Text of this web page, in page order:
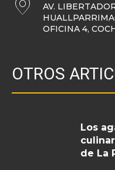
AV.
OFICINA 4,
OTROS
Los
de La